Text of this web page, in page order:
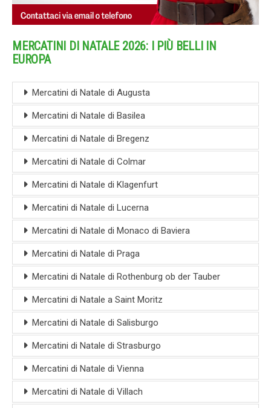
MERCATINI DI NATALE 2026: I PIÙ BELLI IN
EUROPA
Mercatini di Natale di Augusta
Mercatini di Natale di Basilea
Mercatini di Natale di Bregenz
Mercatini di Natale di Colmar
Mercatini di Natale di Klagenfurt
Mercatini di Natale di Lucerna
Mercatini di Natale di Monaco di Baviera
Mercatini di Natale di Praga
Mercatini di Natale di Rothenburg ob der Tauber
Mercatini di Natale a Saint Moritz
Mercatini di Natale di Salisburgo
Mercatini di Natale di Strasburgo
Mercatini di Natale di Vienna
Mercatini di Natale di Villach